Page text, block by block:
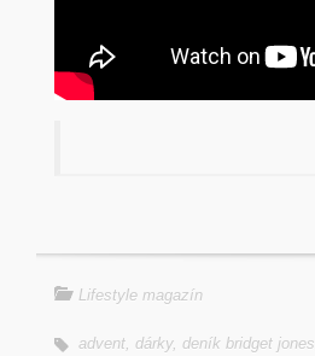
Lifestyle magazín
advent dárky, deník bridget jones